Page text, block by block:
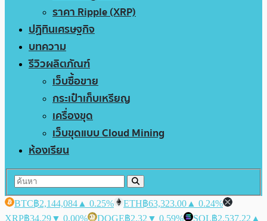
ราคา Ripple (XRP)
ปฏิทินเศรษฐกิจ
บทความ
รีวิวผลิตภัณฑ์
เว็บซื้อขาย
กระเป๋าเก็บเหรียญ
เครื่องขุด
เว็บขุดแบบ Cloud Mining
ห้องเรียน
BTC฿2,144,084 ▲ 0.25% ETH฿63,323.00 ▲ 0.24%
XRP฿34.29▼ 0.00% DOGE฿2.32 ▼ 0.59% SOL฿2,537.22 ▲